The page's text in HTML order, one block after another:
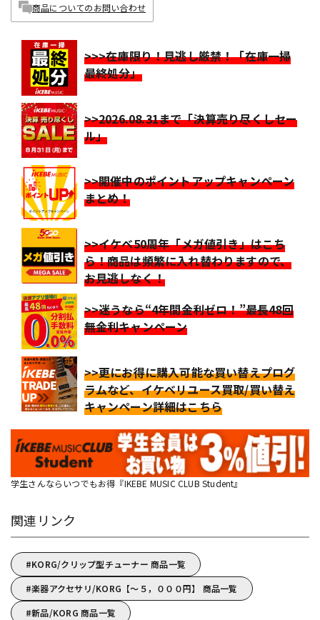
商品についてのお問い合わせ
>>>在庫限り！見逃し厳禁！「在庫一掃
最終処分」
>>2026.08.31まで「決算売り尽くしセー
ル」
>>開催中のポイントアップキャンペーン
まとめ！
>>イケベ50周年「メガ値引き」はこち
ら！商品は頻繁に入れ替わりますので、
お見逃しなく！
>>迷うなら“4年間金利ゼロ！”最長48回
無金利キャンペーン
>>更にお得に購入可能な買い替えプログ
ラムなど、イケベリユース買取/買い替え
キャンペーン詳細はこちら
学生さんならいつでもお得『IKEBE MUSIC CLUB Student』
関連リンク
KORG/クリップ型チューナー 商品一覧
楽器アクセサリ/KORG【～５，０００円】 商品一覧
新品/KORG 商品一覧